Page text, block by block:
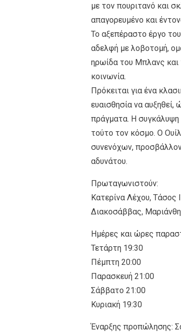
με τον πουριτανό και
απαγορευμένο και
Το αξεπέραστο έργο
αδελφή με λοβοτομή,
ηρωίδα του Μπλανς και
κοινωνία.
Πρόκειται για ένα
ευαισθησία να
πράγματα. Η
τούτο τον κόσμο. Ο
συνενόχων,
αδυνάτου.
Πρωταγωνιστούν:
Κατερίνα Λέχου, Τάσος
Διακοσάββας,
Ημέρες και ώρες
Τετάρτη 19:30
Πέμπτη 20:00
Παρασκευή 21:00
Σάββατο 21:00
Κυριακή 19:30
Έναρξης προπώλησης: